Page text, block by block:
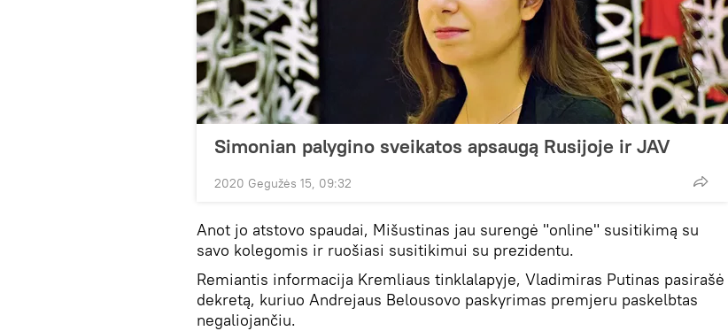
Simonian palygino sveikatos apsaugą Rusijoje ir JAV
2020 Gegužės 15, 09:32
Anot jo atstovo spaudai, Mišustinas jau surengė "online" susitikimą su
savo kolegomis ir ruošiasi susitikimui su prezidentu.
Remiantis informacija Kremliaus tinklalapyje, Vladimiras Putinas pasirašė
dekretą, kuriuo Andrejaus Belousovo paskyrimas premjeru paskelbtas
negaliojančiu.